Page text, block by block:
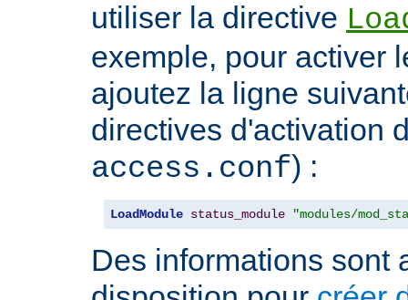
utiliser la directive
exemple, pour activer
ajoutez la ligne
directives d'activation
access.conf) :
LoadModule status_module "modules/
Des informations sont